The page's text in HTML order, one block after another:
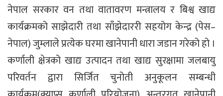
नेपाल सरकार वन तथा वातावरण मन्त्रालय र बिश्व खाद्य
कार्यक्रमको साझेदारी तथा साँझेदाररी सहयोग केन्द्र (पेस–
नेपाल) जुम्लाले प्रत्येक घरमा खानेपानी धारा जडान गरेको हो ।
कर्णाली क्षेत्रको खाद्य उत्पादन तथा खाद्य सुरक्षामा जलबायु
परिवर्तन द्वारा सिर्जित चुनोती अनुकूलन सम्बन्धी